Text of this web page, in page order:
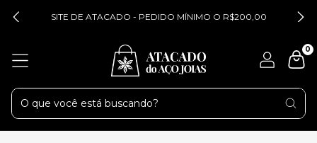
SITE DE ATACADO - PEDIDO MÍNIMO O R$200,00
0